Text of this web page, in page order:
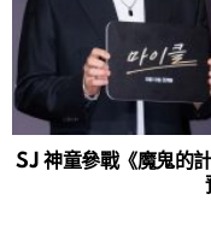
SJ 神童參戰《魔鬼的